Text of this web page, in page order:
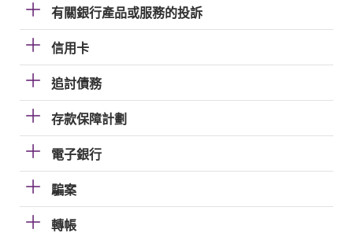
有關銀行產品或服務的投訴
信用卡
追討債務
存款保障計劃
電子銀行
騙案
轉帳